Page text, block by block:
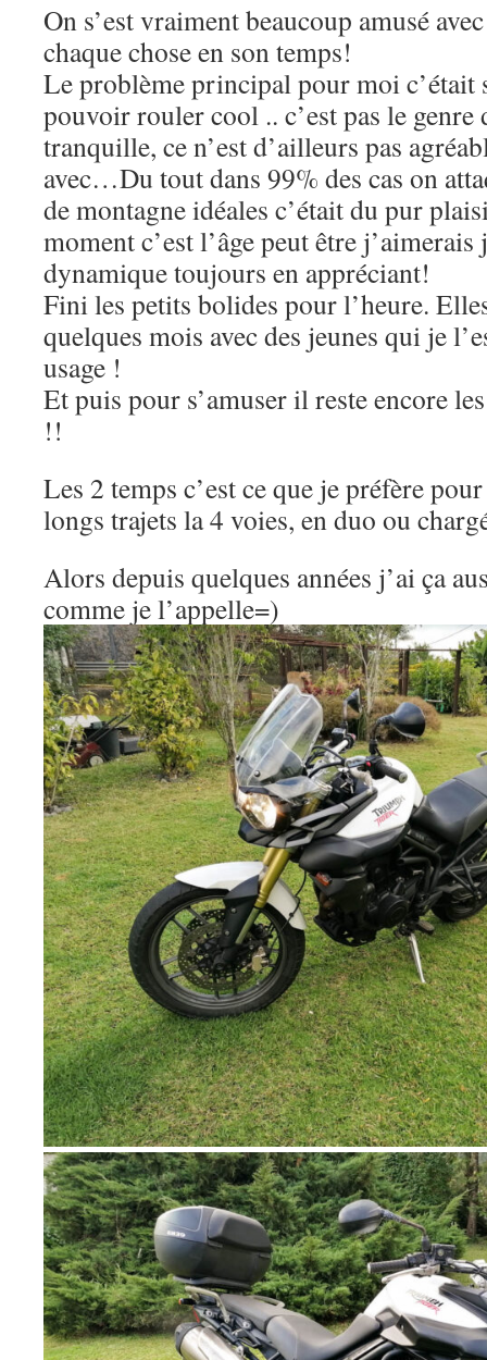
On s’est vraiment beaucoup amusé
chaque chose en son temps!
Le problème principal pour moi c’était
pouvoir rouler cool .. c’est pas le
tranquille, ce n’est d’ailleurs pas
avec…Du tout dans 99% des cas on
de montagne idéales c’était du pur
moment c’est l’âge peut être
dynamique toujours en appréciant!
Fini les petits bolides pour l’heure.
quelques mois avec des jeunes qui je
usage !
Et puis pour s’amuser il reste encore
!!
Les 2 temps c’est ce que je préfère
longs trajets la 4 voies, en duo ou
Alors depuis quelques années j’ai ça
comme je l’appelle=)